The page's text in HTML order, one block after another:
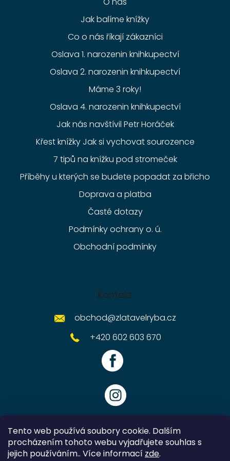
Tento web používá soubory cookie. Dalším
procházením tohoto webu vyjadřujete souhlas s
jejich používáním.. Více informací zde.
Jak balíme knížky
Co o nás říkají zákazníci
Oslava 1. narozenin knihkupectví
Oslava 2. narozenin knihkupectví
Máme 3 roky!
Oslava 4. narozenin knihkupectví
Jak nás navštívil Petr Horáček
Křest knížky Jak si vychovat sourozence
7 tipů na knížku pod stromeček
Příběhy u kterých se budete popadat za břicho
Doprava a platba
Časté dotazy
Podmínky ochrany o. ú.
Obchodní podmínky
Kontakt
obchod@zlatavelryba.cz
+420 602 603 670